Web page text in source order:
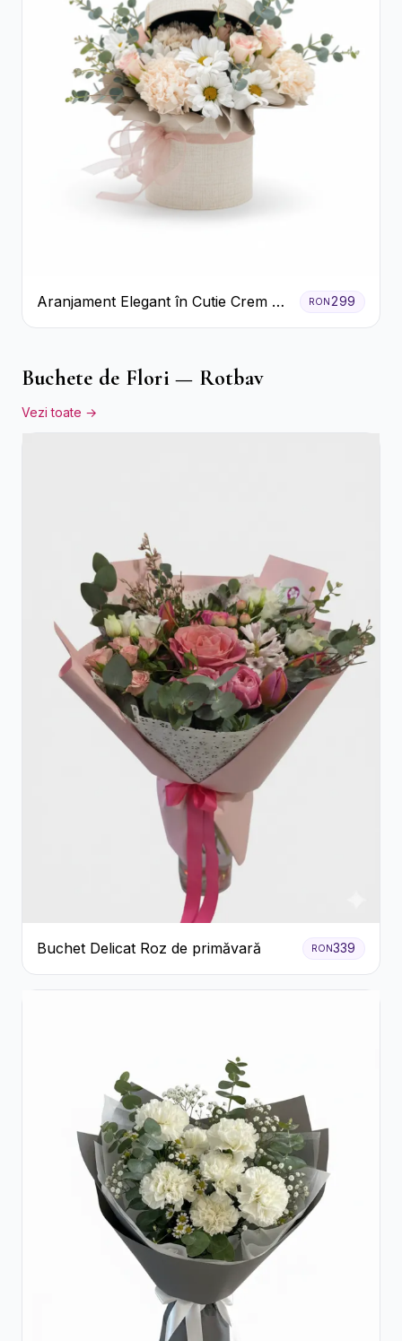
Aranjament Elegant în Cutie Crem cu
Crizanteme și Trandafiri
RON299
Buchete de Flori — Rotbav
Vezi toate →
Buchet Delicat Roz de primăvară RON339